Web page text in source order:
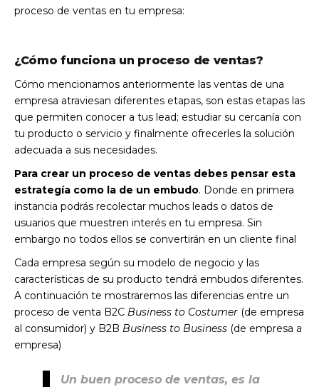
proceso de ventas en tu empresa:
¿Cómo funciona un proceso de ventas?
Cómo mencionamos anteriormente las ventas de una
empresa atraviesan diferentes etapas, son estas etapas las
que permiten conocer a tus lead; estudiar su cercanía con
tu producto o servicio y finalmente ofrecerles la solución
adecuada a sus necesidades.
Para crear un proceso de ventas debes pensar esta
estrategía como la de un embudo. Donde en primera
instancia podrás recolectar muchos leads o datos de
usuarios que muestren interés en tu empresa. Sin
embargo no todos ellos se convertirán en un cliente final
Cada empresa según su modelo de negocio y las
características de su producto tendrá embudos diferentes.
A continuación te mostraremos las diferencias entre un
proceso de venta B2C Business to Costumer (de empresa
al consumidor) y B2B Business to Business (de empresa a
empresa)
Un buen proceso de ventas, es la